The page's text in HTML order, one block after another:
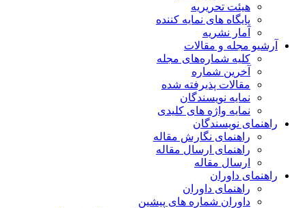
هیئت تحریریه
پایگاه های نمایه کننده
آمار نشریه
آرشیو مجله و مقالات
کلیه شماره‌های مجله
آخرین شماره
مقالات پذیرفته شده
نمایه نویسندگان
نمایه واژه های کلیدی
راهنمای نویسندگان
راهنمای نگارش مقاله
راهنمای ارسال مقاله
ارسال مقاله
راهنمای داوران
راهنمای داوران
داوران شماره های پیشین